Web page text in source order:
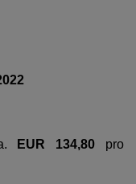
EUR 134,80 pro